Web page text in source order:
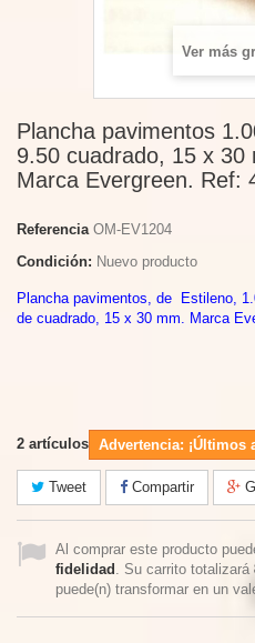
Ver más
Plancha pavimentos
9.50 cuadrado, 15 x 30
Marca Evergreen. Ref:
Referencia OM-EV1204
Condición: Nuevo producto
Plancha pavimentos, de Estileno,
de cuadrado, 15 x 30 mm. Marca
2 artículos Advertencia:
Tweet Compartir
Al comprar este producto
fidelidad . Su carrito totalizará
puede(n) transformar en un